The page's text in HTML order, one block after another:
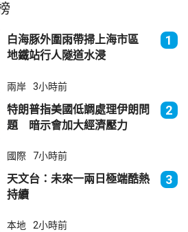
白海豚外圍雨帶掃上海市區
地鐵站行人隧道水浸
1
兩岸 3小時前
特朗普指美國低調處理伊朗問
題 暗示會加大經濟壓力
2
國際 7小時前
天文台：未來一兩日極端酷熱
持續
3
本地 2小時前